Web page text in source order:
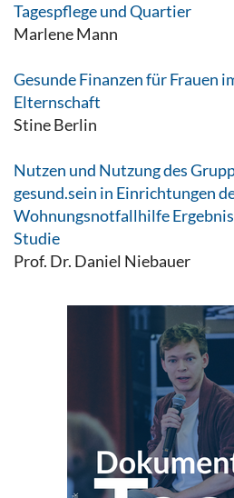
Tagespflege und Quartier
Marlene Mann
Gesunde Finanzen für Frauen
Elternschaft
Stine Berlin
Nutzen und Nutzung des
gesund.sein in Einrichtungen
Wohnungsnotfallhilfe
Studie
Prof. Dr. Daniel Niebauer